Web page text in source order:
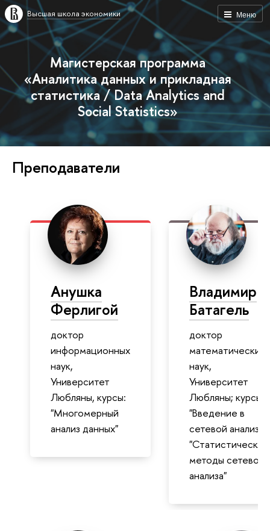
Меню
Высшая школа экономики
Магистерская программа
«Аналитика данных и прикладная
статистика / Data Analytics and
Social Statistics»
Преподаватели
Анушка
Ферлигой
доктор
информационных
наук,
Университет
Любляны, курсы:
"Многомерный
анализ данных"
Владимир
Батагель
доктор
математических
наук,
Университет
Любляны; курсы:
"Введение в
сетевой анализ",
"Статистические
методы сетевого
анализа"